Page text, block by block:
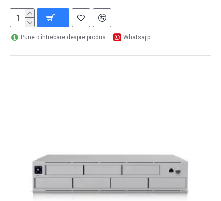
Pune o întrebare despre produs Whatsapp